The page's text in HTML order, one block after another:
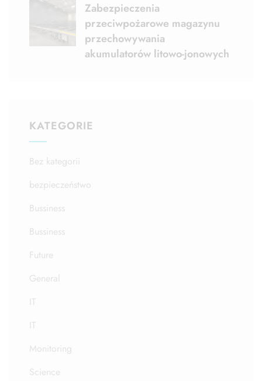
Zabezpieczenia
przeciwpożarowe magazynu
przechowywania
akumulatorów litowo-jonowych
KATEGORIE
Bez kategorii
bezpieczeństwo
Bussiness
Bussiness
Future
General
IT
IT
Monitoring
Science